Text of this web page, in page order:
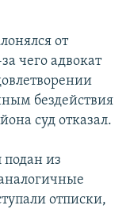
от
чего адвокат
бездействия
суд отказал.
из
отписки,